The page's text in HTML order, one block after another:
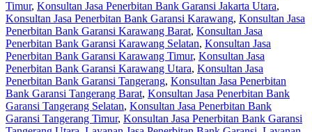
Timur, Konsultan Jasa Penerbitan Bank Garansi Jakarta Utara,
Konsultan Jasa Penerbitan Bank Garansi Karawang, Konsultan Jasa
Penerbitan Bank Garansi Karawang Barat, Konsultan Jasa
Penerbitan Bank Garansi Karawang Selatan, Konsultan Jasa
Penerbitan Bank Garansi Karawang Timur, Konsultan Jasa
Penerbitan Bank Garansi Karawang Utara, Konsultan Jasa
Penerbitan Bank Garansi Tangerang, Konsultan Jasa Penerbitan
Bank Garansi Tangerang Barat, Konsultan Jasa Penerbitan Bank
Garansi Tangerang Selatan, Konsultan Jasa Penerbitan Bank
Garansi Tangerang Timur, Konsultan Jasa Penerbitan Bank Garansi